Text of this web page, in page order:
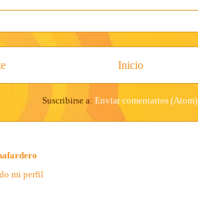
Inicio
Suscribirse a: Enviar comentarios (Atom)
mi perfil